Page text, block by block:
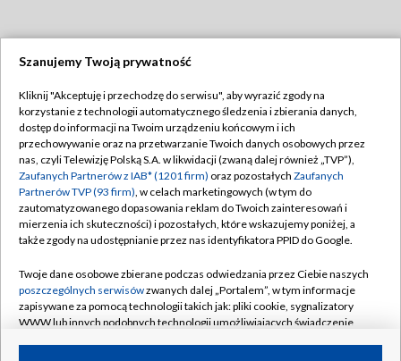
TVP
Abonament TVP
Emisja w TVP
Centrum informacji TVP
Naziemna Telewizja Cyfrowa
Rada Programowa
System NOS
Informacje o nadawcy
Regulamin TVP
Polityka prywatności
Moje zgody
Pomoc
Kontakt
Kanały
Szanujemy Twoją prywatność
Kliknij "Akceptuję i przechodzę do serwisu", aby wyrazić zgody na
korzystanie z technologii automatycznego śledzenia i zbierania danych,
dostęp do informacji na Twoim urządzeniu końcowym i ich
przechowywanie oraz na przetwarzanie Twoich danych osobowych przez
nas, czyli Telewizję Polską S.A. w likwidacji (zwaną dalej również „TVP”),
Zaufanych Partnerów z IAB* (1201 firm) oraz pozostałych Zaufanych
Partnerów TVP (93 firm), w celach marketingowych (w tym do
zautomatyzowanego dopasowania reklam do Twoich zainteresowań i
mierzenia ich skuteczności) i pozostałych, które wskazujemy poniżej, a
także zgody na udostępnianie przez nas identyfikatora PPID do Google.
Twoje dane osobowe zbierane podczas odwiedzania przez Ciebie naszych
poszczególnych serwisówzwanych dalej „Portalem”, w tym informacje
zapisywane za pomocą technologii takich jak: pliki cookie, sygnalizatory
WWW lub innych podobnych technologii umożliwiających świadczenie